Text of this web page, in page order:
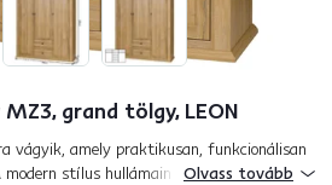
grand tölgy, LEON
vágyik, amely praktikusan, funkcionálisan
stílus hullámain érkezik a LEON
Olvass tovább